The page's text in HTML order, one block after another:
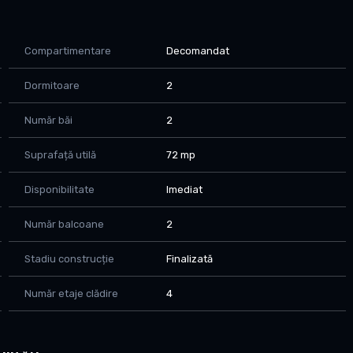
orașului.
în anul 1984, fiind parte dintr-o structură solidă și
ideal între confort și funcționalitate. Dispune de
și utilată, un living luminos și primitor, precum și două
două băi sunt bine întreținute, cu calorifere schimbate
cu rigips oferă atât un spațiu de relaxare plăcut, cât și
confort termic și independență totală, precum și de aer
Compartimentare Decomandat
Dormitoare 2
Număr băi 2
Suprafață utilă 72 mp
Disponibilitate Imediat
Număr balcoane 2
Stadiu construcție Finalizată
Număr etaje clădire 4